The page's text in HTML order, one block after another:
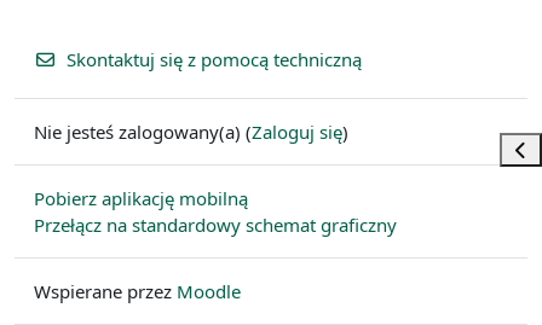
Skontaktuj się z pomocą techniczną
Nie jesteś zalogowany(a) (Zaloguj się)
Pobierz aplikację mobilną
Przełącz na standardowy schemat graficzny
Wspierane przez Moodle